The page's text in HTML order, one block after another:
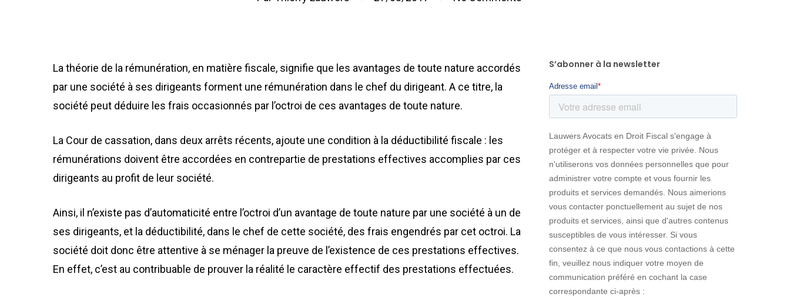
La théorie de la rémunération, en matière fiscale, signifie que les avantages de toute nature accordés
par une société à ses dirigeants forment une rémunération dans le chef du dirigeant. A ce titre, la
société peut déduire les frais occasionnés par l’octroi de ces avantages de toute nature.
La Cour de cassation, dans deux arrêts récents, ajoute une condition à la déductibilité fiscale : les
rémunérations doivent être accordées en contrepartie de prestations effectives accomplies par ces
dirigeants au profit de leur société.
Ainsi, il n’existe pas d’automaticité entre l’octroi d’un avantage de toute nature par une société à un de
ses dirigeants, et la déductibilité, dans le chef de cette société, des frais engendrés par cet octroi. La
société doit donc être attentive à se ménager la preuve de l’existence de ces prestations effectives.
En effet, c’est au contribuable de prouver la réalité le caractère effectif des prestations effectuées.
S’abonner à la newsletter